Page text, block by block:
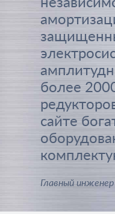
более
сайте
Главный